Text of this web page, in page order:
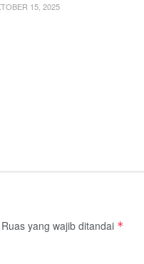
15, 2025
Ruas yang wajib ditandai *